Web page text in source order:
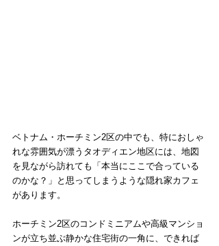
ベトナム・ホーチミン2区の中でも、特におしゃ
れな雰囲気が漂うタオディエン地区には、地図
を見ながら訪れても「本当にここで合っている
のかな？」と思ってしまうような隠れ家カフェ
があります。
ホーチミン2区のコンドミニアムや高級マンショ
ンが立ち並ぶ静かな住宅街の一角に、できれば